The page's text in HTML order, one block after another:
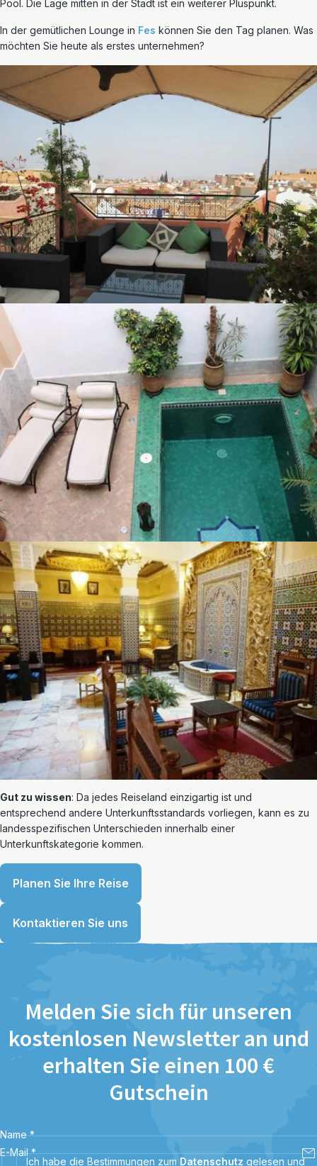
Pool. Die Lage mitten in der Stadt ist ein weiterer Pluspunkt.
In der gemütlichen Lounge in Fes können Sie den Tag planen. Was
möchten Sie heute als erstes unternehmen?
Gut zu wissen: Da jedes Reiseland einzigartig ist und
entsprechend andere Unterkunftsstandards vorliegen, kann es zu
landesspezifischen Unterschieden innerhalb einer
Unterkunftskategorie kommen.
Planen Sie Ihre Reise
Kontaktieren Sie uns
Melden Sie sich für unseren
kostenlosen Newsletter an und
erhalten Sie einen 100 €
Gutschein
Name *
E-Mail *
Ich habe die Bestimmungen zum Datenschutz gelesen und